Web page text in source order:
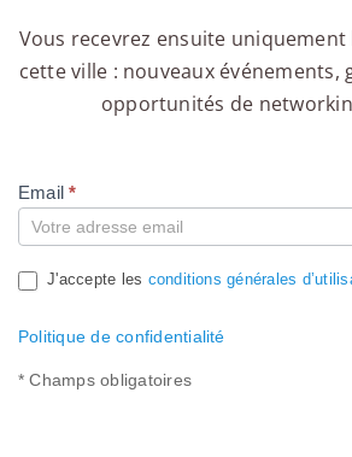
Vous recevrez ensuite
cette ville : nouveaux événements,
opportunités de
Compte
Email*
J'accepte les conditions générales
Politique de confidentialité
* Champs obligatoires